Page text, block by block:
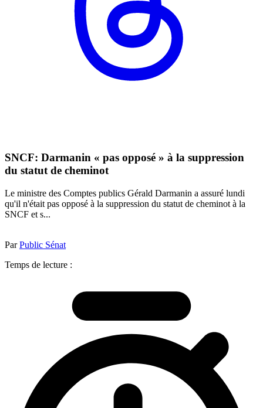
SNCF: Darmanin « pas opposé » à la suppression
du statut de cheminot
Le ministre des Comptes publics Gérald Darmanin a assuré lundi
qu'il n'était pas opposé à la suppression du statut de cheminot à la
SNCF et s...
ParPublic Sénat
Temps de lecture :